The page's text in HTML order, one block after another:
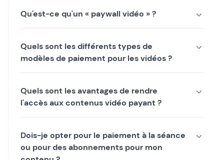
Qu'est-ce qu'un « paywall vidéo » ?
Quels sont les différents types de
modèles de paiement pour les vidéos ?
Quels sont les avantages de rendre
l'accès aux contenus vidéo payant ?
Dois-je opter pour le paiement à la séance
ou pour des abonnements pour mon